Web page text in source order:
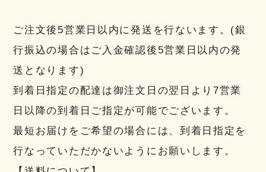
ご注文後5営業日以内に発送を行ないます。(銀
行振込の場合はご入金確認後5営業日以内の発
送となります)
到着日指定の配達は御注文日の翌日より7営業
日以降の到着日ご指定が可能でございます。
最短お届けをご希望の場合には、到着日指定を
行なっていただかないようにお願いします。